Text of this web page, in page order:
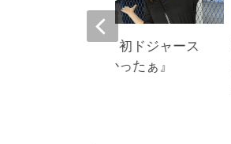
ハイヒールモモコ、初ドジャース
スタジアムへ『高かったぁ』